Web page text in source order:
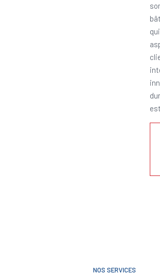
NOS SERVICES